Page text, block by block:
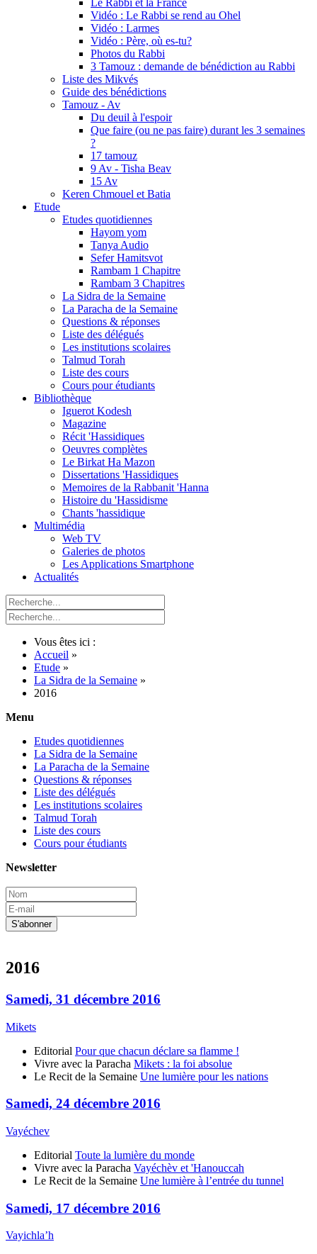
Le Rabbi et la France
Vidéo : Le Rabbi se rend au Ohel
Vidéo : Larmes
Vidéo : Père, où es-tu?
Photos du Rabbi
3 Tamouz : demande de bénédiction au Rabbi
Liste des Mikvés
Guide des bénédictions
Tamouz - Av
Du deuil à l'espoir
Que faire (ou ne pas faire) durant les 3 semaines
?
17 tamouz
9 Av - Tisha Beav
15 Av
Keren Chmouel et Batia
Etude
Etudes quotidiennes
Hayom yom
Tanya Audio
Sefer Hamitsvot
Rambam 1 Chapitre
Rambam 3 Chapitres
La Sidra de la Semaine
La Paracha de la Semaine
Questions & réponses
Liste des délégués
Les institutions scolaires
Talmud Torah
Liste des cours
Cours pour étudiants
Bibliothèque
Iguerot Kodesh
Magazine
Récit 'Hassidiques
Oeuvres complètes
Le Birkat Ha Mazon
Dissertations 'Hassidiques
Memoires de la Rabbanit 'Hanna
Histoire du 'Hassidisme
Chants 'hassidique
Multimédia
Web TV
Galeries de photos
Les Applications Smartphone
Actualités
Vous êtes ici :
Accueil »
Etude »
La Sidra de la Semaine »
2016
Menu
Etudes quotidiennes
La Sidra de la Semaine
La Paracha de la Semaine
Questions & réponses
Liste des délégués
Les institutions scolaires
Talmud Torah
Liste des cours
Cours pour étudiants
Newsletter
2016
Samedi, 31 décembre 2016
Mikets
Editorial Pour que chacun déclare sa flamme !
Vivre avec la Paracha Mikets : la foi absolue
Le Recit de la Semaine Une lumière pour les nations
Samedi, 24 décembre 2016
Vayéchev
Editorial Toute la lumière du monde
Vivre avec la Paracha Vayéchèv et 'Hanouccah
Le Recit de la Semaine Une lumière à l’entrée du tunnel
Samedi, 17 décembre 2016
Vayichla’h